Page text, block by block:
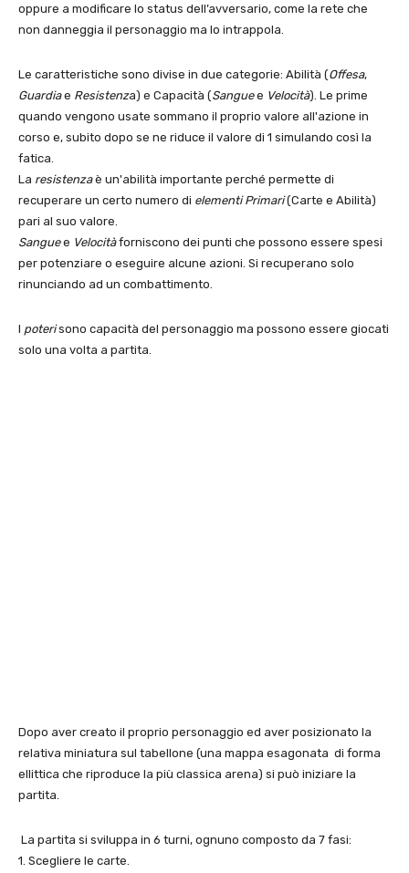
oppure a modificare lo status dell’avversario, come la rete che
non danneggia il personaggio ma lo intrappola.
Le caratteristiche sono divise in due categorie: Abilità (Offesa,
Guardiae Resistenza) e Capacità (Sanguee Velocità). Le prime
quando vengono usate sommano il proprio valore all'azione in
corso e, subito dopo se ne riduce il valore di 1 simulando così la
fatica.
La resistenzaè un'abilità importante perché permette di
recuperare un certo numero di elementi Primari(Carte e Abilità)
pari al suo valore.
Sanguee Velocitàforniscono dei punti che possono essere spesi
per potenziare o eseguire alcune azioni. Si recuperano solo
rinunciando ad un combattimento.
I poterisono capacità del personaggio ma possono essere giocati
solo una volta a partita.
Dopo aver creato il proprio personaggio ed aver posizionato la
relativa miniatura sul tabellone (una mappa esagonata di forma
ellittica che riproduce la più classica arena) si può iniziare la
partita.
La partita si sviluppa in 6 turni, ognuno composto da 7 fasi:
1. Scegliere le carte.